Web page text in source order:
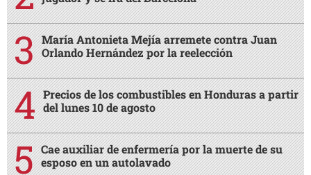
María Antonieta Mejía arremete contra Juan
Orlando Hernández por la reelección
Precios de los combustibles en Honduras a partir
del lunes 10 de agosto
Cae auxiliar de enfermería por la muerte de su
esposo en un autolavado